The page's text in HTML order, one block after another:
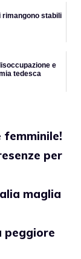
rimangono stabili
e
tedesca
femminile!
per
maglia
peggiore